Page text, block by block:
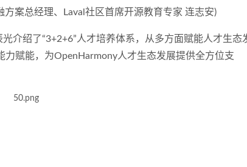
案总经理、 Laval 社区首席开源教育专家 连志安)
介绍了“3+2+6”人才培养体系，从多方面赋能人才生态
赋能，为OpenHarmony人才生态发展提供全方位支